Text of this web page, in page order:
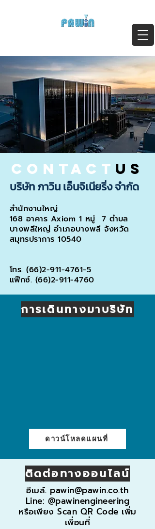
contact us
บริษัท ภาวิน เอ็นจิเนียริ่ง จำกัด
สำนักงานใหญ่
168 อาคาร Axiom 1 หมู่ 7 ตำบล
บางพลีใหญ่ อำเภอบางพลี จังหวัด
สมุทรปราการ 10540
โทร.(66)2-911-4761-5
แฟ๊กซ์. (66)2-911-4760
การเดินทางมาบริษัท
ดาวน์โหลดแผนที่
ติดต่อทางออนไลน์
อีเมล์. pawin@pawin.co.th
Line: @pawinengineering
หรือเพียง Scan QR Code เพิ่ม
เพื่อนที่